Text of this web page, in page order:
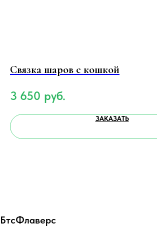
Связка шаров c кошкой
3 650 руб.
ЗАКАЗАТЬ
БтсФлаверс